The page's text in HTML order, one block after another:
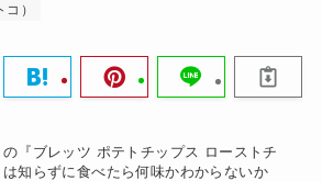
）
の『ブレッツ ポテトチップス ローストチ
は知らずに食べたら何味かわからないか